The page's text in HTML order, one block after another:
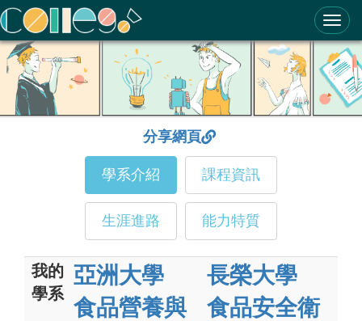
ColleGo! 大學選才與高中育才輔助系統
分享網頁
學系介紹 課程資訊
生涯進路 能力特質
我的
學系
亞洲大學
食品營養與
長榮大學
食品安全衛